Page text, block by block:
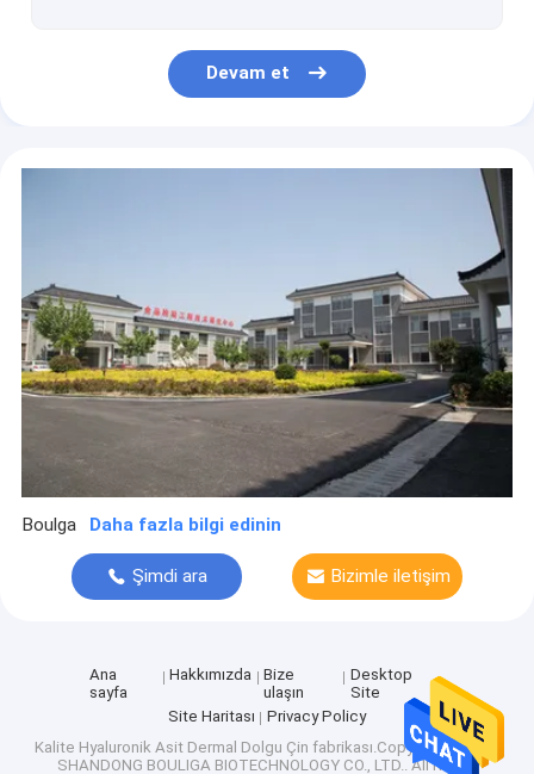
Devam et
Boulga Daha fazla bilgi edinin
Şimdi ara Bizimle iletişim
Ana
sayfa
Hakkımızda
Bize
ulaşın
Desktop
Site
Site Haritası
Privacy Policy
Kalite Hyaluronik Asit Dermal Dolgu Çin fabrikası.Copyright © 2026
SHANDONG BOULIGA BIOTECHNOLOGY CO., LTD.. All Rights